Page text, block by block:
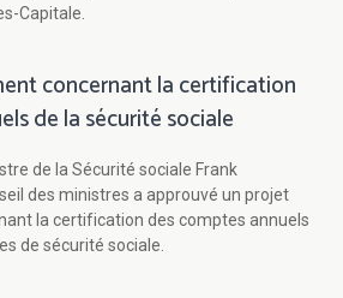
Capitale.
concernant la certification
de la sécurité sociale
de la Sécurité sociale Frank
des ministres a approuvé un projet
la certification des comptes annuels
de sécurité sociale.